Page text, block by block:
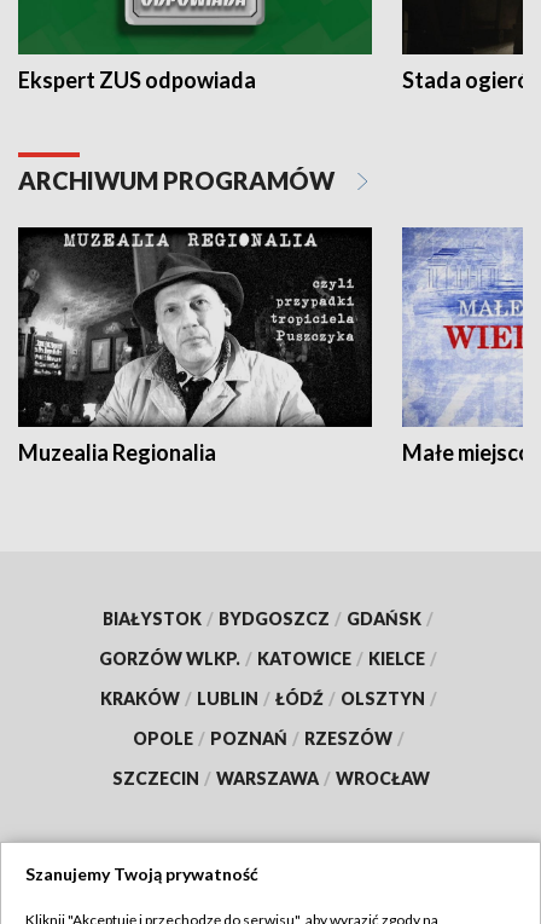
Ekspert ZUS odpowiada Stada
ARCHIWUM PROGRAMÓW
Muzealia Regionalia Małe
BIAŁYSTOK / BYDGOSZCZ / GDAŃSK /
GORZÓW WLKP. / KATOWICE / KIELCE /
KRAKÓW / LUBLIN / ŁÓDŹ / OLSZTYN /
OPOLE / POZNAŃ / RZESZÓW /
SZCZECIN / WARSZAWA / WROCŁAW
Szanujemy Twoją prywatność
Kliknij "Akceptuję i przechodzę do serwisu", aby wyrazić zgody na